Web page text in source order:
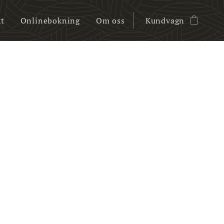
Onlinebokning Om oss Kundvagn